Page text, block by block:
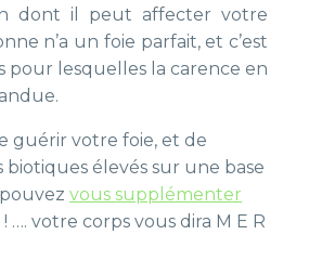
dont il peut affecter votre
n’a un foie parfait, et c’est
pour lesquelles la carence en
guérir votre foie, et de
biotiques élevés sur une base
vous supplémenter
! …. votre corps vous dira M E R